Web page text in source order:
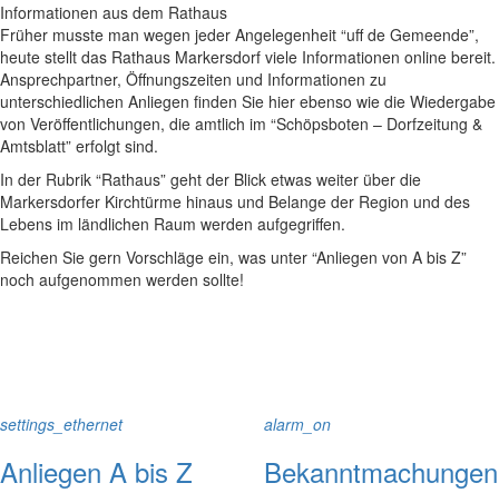
Informationen aus dem Rathaus
Früher musste man wegen jeder Angelegenheit “uff de Gemeende”,
heute stellt das Rathaus Markersdorf viele Informationen online bereit.
Ansprechpartner, Öffnungszeiten und Informationen zu
unterschiedlichen Anliegen finden Sie hier ebenso wie die Wiedergabe
von Veröffentlichungen, die amtlich im “Schöpsboten – Dorfzeitung &
Amtsblatt” erfolgt sind.
In der Rubrik “Rathaus” geht der Blick etwas weiter über die
Markersdorfer Kirchtürme hinaus und Belange der Region und des
Lebens im ländlichen Raum werden aufgegriffen.
Reichen Sie gern Vorschläge ein, was unter “Anliegen von A bis Z”
noch aufgenommen werden sollte!
settings_ethernet
Anliegen A bis Z
alarm_on
Bekanntmachungen